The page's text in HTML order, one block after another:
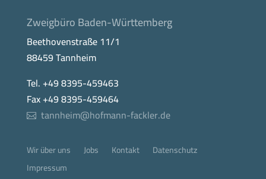
Zweigbüro Baden-Württemberg
Beethovenstraße 11/1
88459 Tannheim
Tel. +49 8395-459463
Fax +49 8395-459464
tannheim@hofmann-fackler.de
Wir über uns Jobs Kontakt
Datenschutz
Impressum